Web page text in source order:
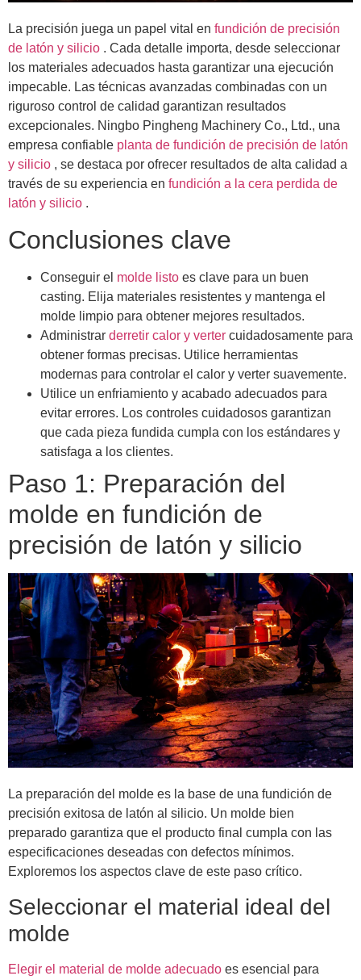
La precisión juega un papel vital en fundición de precisión
de latón y silicio . Cada detalle importa, desde seleccionar
los materiales adecuados hasta garantizar una ejecución
impecable. Las técnicas avanzadas combinadas con un
riguroso control de calidad garantizan resultados
excepcionales. Ningbo Pingheng Machinery Co., Ltd., una
empresa confiable planta de fundición de precisión de latón
y silicio , se destaca por ofrecer resultados de alta calidad a
través de su experiencia en fundición a la cera perdida de
latón y silicio .
Conclusiones clave
Conseguir el molde listo es clave para un buen
casting. Elija materiales resistentes y mantenga el
molde limpio para obtener mejores resultados.
Administrar derretir calor y verter cuidadosamente para
obtener formas precisas. Utilice herramientas
modernas para controlar el calor y verter suavemente.
Utilice un enfriamiento y acabado adecuados para
evitar errores. Los controles cuidadosos garantizan
que cada pieza fundida cumpla con los estándares y
satisfaga a los clientes.
Paso 1: Preparación del
molde en fundición de
precisión de latón y silicio
La preparación del molde es la base de una fundición de
precisión exitosa de latón al silicio. Un molde bien
preparado garantiza que el producto final cumpla con las
especificaciones deseadas con defectos mínimos.
Exploremos los aspectos clave de este paso crítico.
Seleccionar el material ideal del
molde
Elegir el material de molde adecuado es esencial para